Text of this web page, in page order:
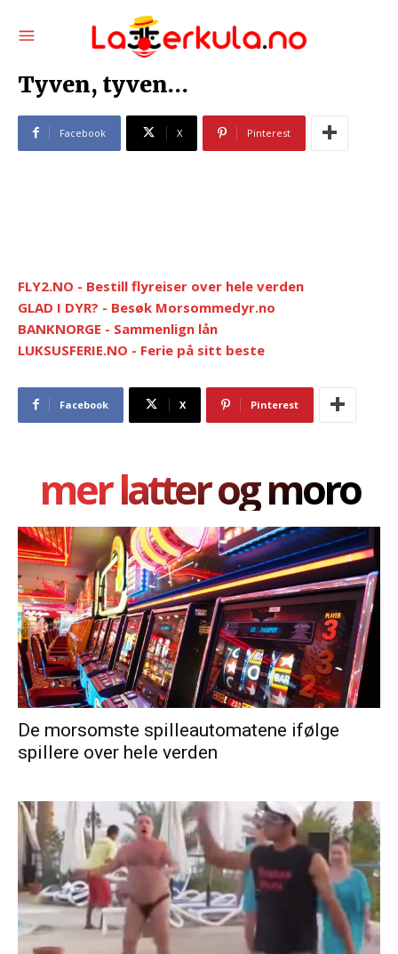
Tyven, tyven…
Facebook X Pinterest
FLY2.NO - Bestill flyreiser over hele verden
GLAD I DYR? - Besøk Morsommedyr.no
BANKNORGE - Sammenlign lån
LUKSUSFERIE.NO - Ferie på sitt beste
Facebook X Pinterest
mer latter og moro
De morsomste spilleautomatene ifølge
spillere over hele verden